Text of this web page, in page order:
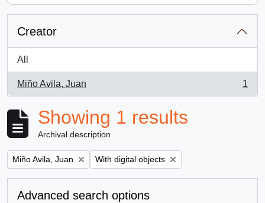
Creator
All
Miño Avila, Juan
, 1 results
1
Showing 1 results
Archival description
Remove filter:
Miño Avila, Juan Remove filter:
With digital objects
Advanced search options